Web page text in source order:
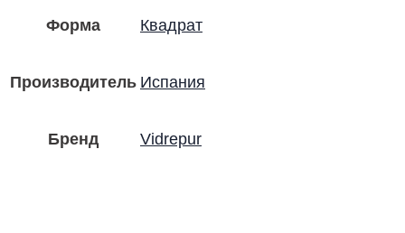
Форма Квадрат
Производитель Испания
Бренд Vidrepur